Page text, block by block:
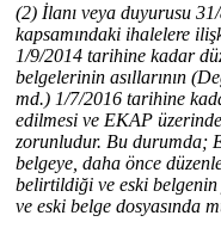
(2) İlanı veya duyurusu
kapsamındaki ihalelere
1/9/2014 tarihine kadar
belgelerinin asıllarının
md.) 1/7/2016 tarihine
edilmesi ve EKAP
zorunludur. Bu durumda;
belgeye, daha önce
belirtildiği ve eski
ve eski belge dosyasında